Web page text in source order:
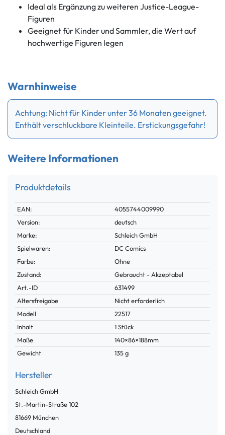
Ideal als Ergänzung zu weiteren Justice-League-
Figuren
Geeignet für Kinder und Sammler, die Wert auf
hochwertige Figuren legen
Warnhinweise
Achtung: Nicht für Kinder unter 36 Monaten geeignet.
Enthält verschluckbare Kleinteile. Erstickungsgefahr!
Weitere Informationen
Produktdetails
Technisches
Merkmal
Wert
EAN:
4055744009990
Version:
deutsch
Marke:
Schleich GmbH
Spielwaren:
DC Comics
Farbe:
Ohne
Zustand:
Gebraucht - Akzeptabel
Technisches
Merkmal
Wert
Art.-ID
631499
Altersfreigabe
Nicht erforderlich
Modell
22517
Inhalt
1 Stück
Maße
140×86×188mm
Gewicht
135 g
Hersteller
Schleich GmbH
St.-Martin-Straße102
81669 München
Deutschland